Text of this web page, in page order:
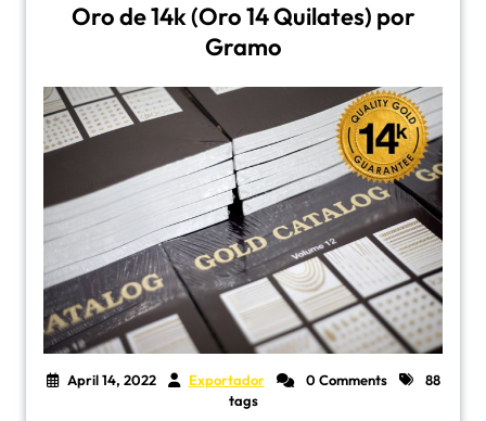
Oro de 14k (Oro 14 Quilates) por
Gramo
April 14, 2022 Exportador 0 Comments
88
tags